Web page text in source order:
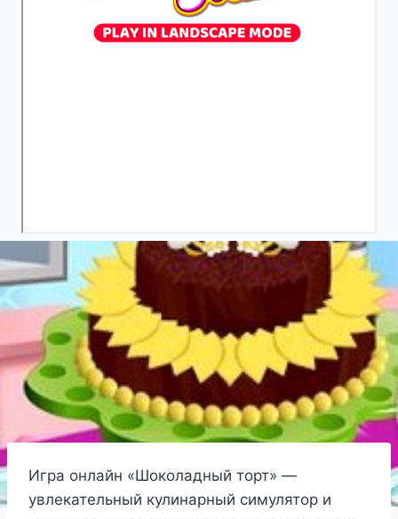
Игра онлайн «Шоколадный торт» —
увлекательный кулинарный симулятор и